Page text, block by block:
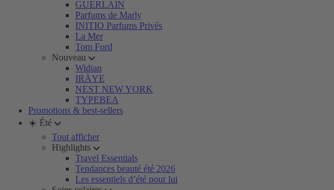
GUERLAIN
Parfums de Marly
INITIO Parfums Privés
La Mer
Tom Ford
Nouveau
Widian
IRÄYE
NEST NEW YORK
TYPEBEA
Promotions & best-sellers
☀️ Été
Tout afficher
Highlights
Travel Essentials
Tendances beauté été 2026
Les essentiels d’été pour lui